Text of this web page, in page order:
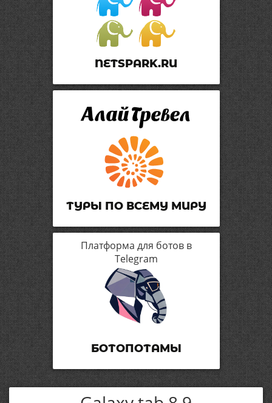
NETSPARK.RU
ТУРЫ ПО ВСЕМУ МИРУ
Платформа для ботов в
Telegram
БОТОПОТАМЫ